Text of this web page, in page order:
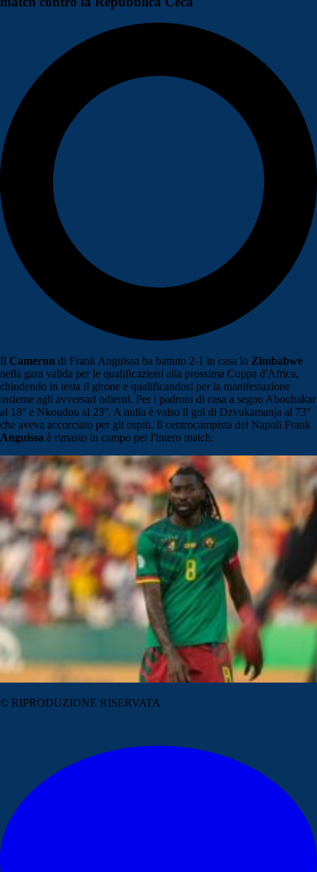
Il Camerun di Frank Anguissa ha battuto 2-1 in casa lo Zimbabwe
nella gara valida per le qualificazioni alla prossima Coppa d'Africa,
chiudendo in testa il girone e qualificandosi per la manifestazione
insieme agli avversari odierni. Per i padroni di casa a segno Aboubakar
al 18° e Nkoudou al 23°. A nulla è valso il gol di Dzvukamanja al 73°
che aveva accorciato per gli ospiti. Il centrocampista del Napoli Frank
Anguissa è rimasto in campo per l'intero match.
© RIPRODUZIONE RISERVATA